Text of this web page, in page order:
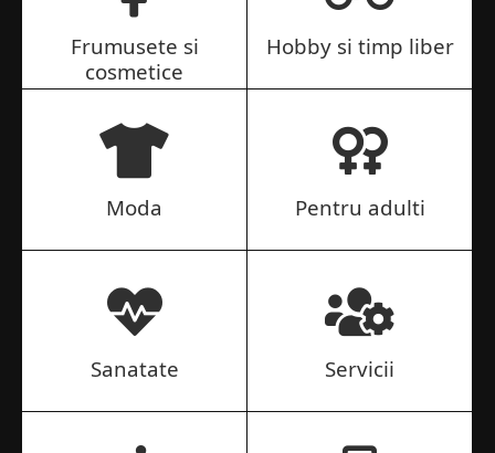
Frumusete si
cosmetice
Hobby si timp liber
Moda Pentru adulti
Sanatate Servicii